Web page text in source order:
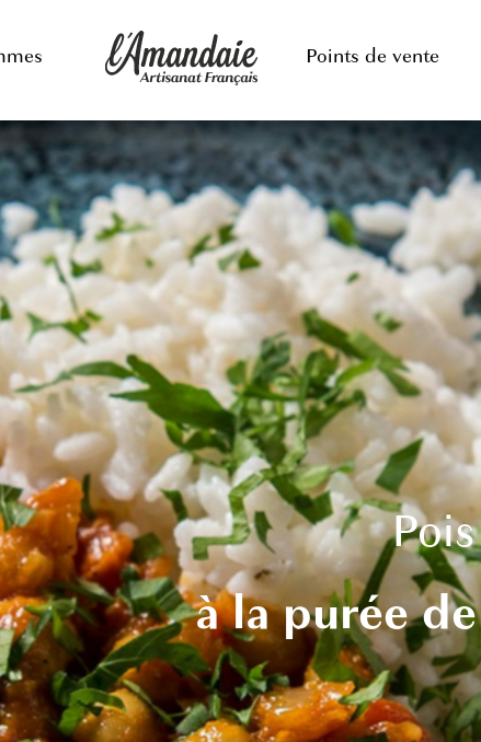
Points de vente
Pois
à la purée